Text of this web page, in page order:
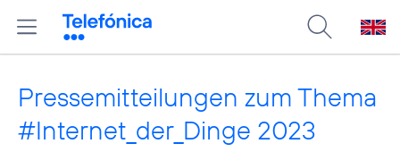
Pressemitteilungen zum Thema
#Internet_der_Dinge 2023